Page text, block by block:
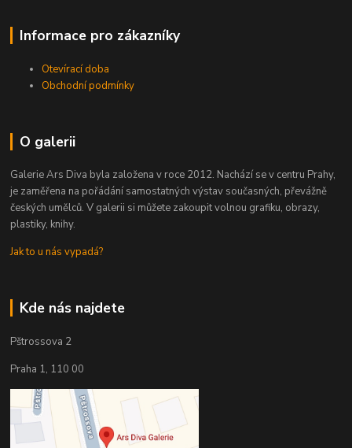
Informace pro zákazníky
Otevírací doba
Obchodní podmínky
O galerii
Galerie Ars Diva byla založena v roce 2012. Nachází se v centru Prahy,
je zaměřena na pořádání samostatných výstav současných, převážně
českých umělců. V galerii si můžete zakoupit volnou grafiku, obrazy,
plastiky, knihy.
Jak to u nás vypadá?
Kde nás najdete
Pštrossova 2
Praha 1, 110 00